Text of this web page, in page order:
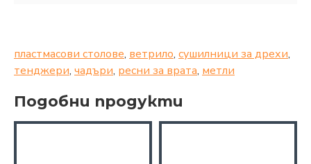
пластмасови столове, ветрило, сушилници за дрехи,
тенджери, чадъри, ресни за врата, метли
Подобни продукти